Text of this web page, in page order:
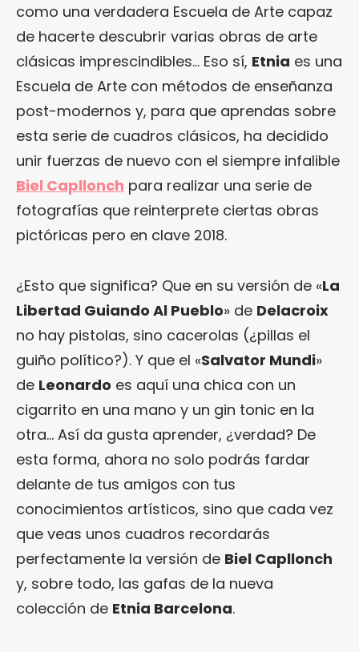
como una verdadera Escuela de Arte capaz
de hacerte descubrir varias obras de arte
clásicas imprescindibles… Eso sí, Etnia es una
Escuela de Arte con métodos de enseñanza
post-modernos y, para que aprendas sobre
esta serie de cuadros clásicos, ha decidido
unir fuerzas de nuevo con el siempre infalible
Biel Capllonch para realizar una serie de
fotografías que reinterprete ciertas obras
pictóricas pero en clave 2018.
¿Esto que significa? Que en su versión de «La
Libertad Guiando Al Pueblo» de Delacroix
no hay pistolas, sino cacerolas (¿pillas el
guiño político?). Y que el «Salvator Mundi»
de Leonardo es aquí una chica con un
cigarrito en una mano y un gin tonic en la
otra… Así da gusta aprender, ¿verdad? De
esta forma, ahora no solo podrás fardar
delante de tus amigos con tus
conocimientos artísticos, sino que cada vez
que veas unos cuadros recordarás
perfectamente la versión de Biel Capllonch
y, sobre todo, las gafas de la nueva
colección de Etnia Barcelona.